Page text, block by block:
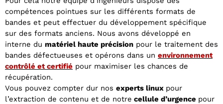
compétences pointues sur les différents formats de
bandes et peut effectuer du développement spécifique
sur des formats anciens. Nous avons développé en
interne du matériel haute précision pour le traitement des
bandes défectueuses et opérons dans un environnement
contrôlé et certifié pour maximiser les chances de
récupération.
Vous pouvez compter dur nos experts linux pour
l’extraction de contenu et de notre cellule d’urgence pour